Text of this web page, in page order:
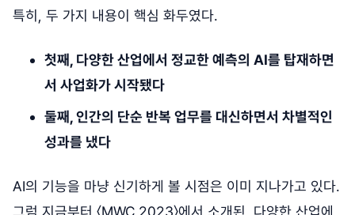
특히, 두 가지 내용이 핵심 화두였다.
첫째, 다양한 산업에서 정교한 예측의 AI를 탑재하면
서 사업화가 시작됐다
둘째, 인간의 단순 반복 업무를 대신하면서 차별적인
성과를 냈다
AI의 기능을 마냥 신기하게 볼 시점은 이미 지나가고 있다.
그럼 지금부터 〈MWC 2023〉에서 소개된, 다양한 산업에